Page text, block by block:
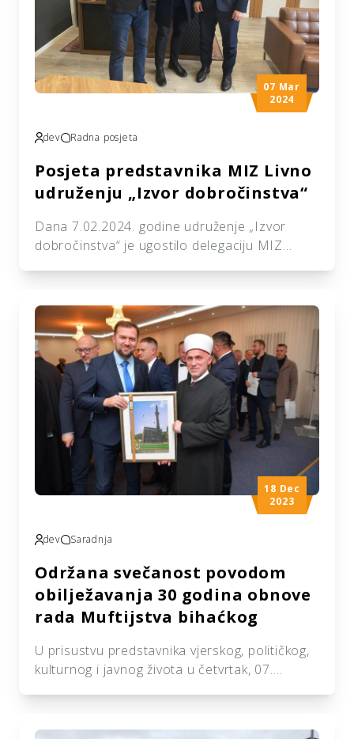
07 Mar
2024
dev Radna posjeta
Posjeta predstavnika MIZ Livno
udruženju „Izvor dobročinstva“
Dana 7.02.2024. godine udruženje „Izvor
dobročinstva“ je ugostilo delegaciju MIZ
Razlog ove posjete jeste sumiranje svih
projekata koje su ove dvije institucije
realizovale u zadnjih nekoliko godina, kao i
zahvala na podršci našem Udruženju za rad i
trud proteklih godina. Ujedno, ovo je prilika da
18 Dec
2023
dev Saradnja
Održana svečanost povodom
obilježavanja 30 godina obnove
rada Muftijstva bihaćkog
U prisustvu predstavnika vjerskog, političkog,
kulturnog i javnog života u četvrtak, 07.
Muftijstva bihaćkog. Ovoj svečanosti, između